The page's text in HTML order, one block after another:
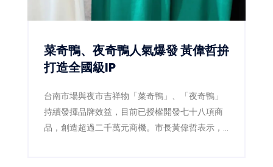
菜奇鴨、夜奇鴨人氣爆發 黃偉哲拚
打造全國級IP
台南市場與夜市吉祥物「菜奇鴨」、「夜奇鴨」
持續發揮品牌效益，目前已授權開發七十八項商
品，創造超過二千萬元商機。市長黃偉哲表示，